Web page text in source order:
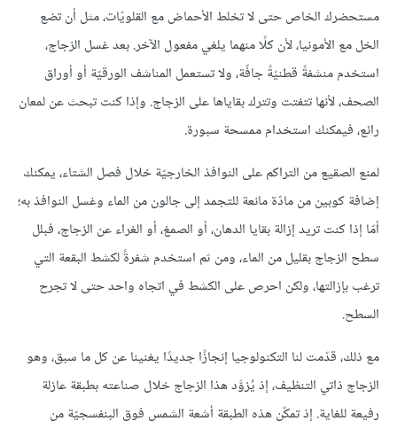
مستحضرك الخاص حتى لا تخلط الأحماض مع القلويّات، مثل أن تضع
الخل مع الأمونيا، لأن كلًا منهما يلغي مفعول الآخر. بعد غسل الزجاج،
استخدم منشفةً قطنيّةً جافّة، ولا تستعمل المناشف الورقيّة أو أوراق
الصحف، لأنها تتفتت وتترك بقاياها على الزجاج. وإذا كنت تبحث عن لمعان
رائع، فيمكنك استخدام ممسحة سبورة.
لمنع الصقيع من التراكم على النوافذ الخارجيّة خلال فصل الشتاء، يمكنك
إضافة كوبين من مادّة مانعة للتجمد إلى جالون من الماء وغسل النوافذ به؛
أمّا إذا كنت تريد إزالة بقايا الدهان، أو الصمغ، أو الغراء عن الزجاج، فبلل
سطح الزجاج بقليل من الماء، ومن ثم استخدم شفرةً لكشط البقعة التي
ترغب بإزالتها، ولكن احرص على الكشط في اتجاه واحد حتى لا تجرح
السطح.
مع ذلك، قدّمت لنا التكنولوجيا إنجازًا جديدًا يغنينا عن كل ما سبق، وهو
الزجاج ذاتي التنظيف، إذ يُزوَّد هذا الزجاج خلال صناعته بطبقة عازلة
رفيعة للغاية. إذ تمكّن هذه الطبقة أشعة الشمس فوق البنفسجيّة من